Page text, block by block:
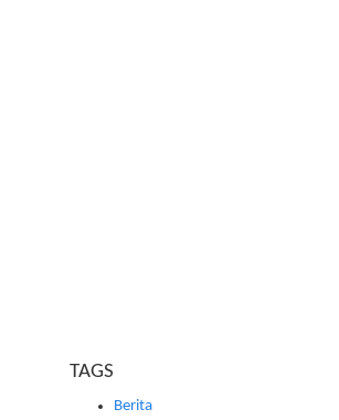
TAGS
Berita